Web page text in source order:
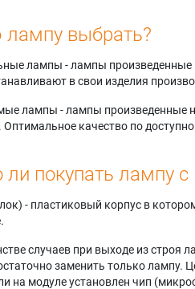
лампу выбрать?
лампы - лампы произведенные
в свои изделия
лампы - лампы произведенные
качество по
покупать лампу
- пластиковый корпус в
случаев при выходе из строя
заменить только
на модуле установлен чип